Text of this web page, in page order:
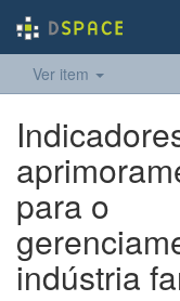
Ver item
para o
indústria